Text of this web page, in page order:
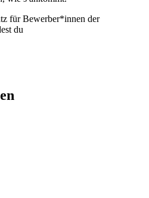
für Bewerber*innen der
du